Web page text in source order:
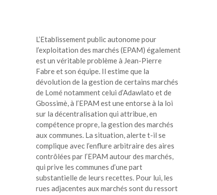
L’Etablissement public autonome pour
l’exploitation des marchés (EPAM) également
est un véritable problème à Jean-Pierre
Fabre et son équipe. Il estime que la
dévolution de la gestion de certains marchés
de Lomé notamment celui d’Adawlato et de
Gbossimè, à l’EPAM est une entorse à la loi
sur la décentralisation qui attribue, en
compétence propre, la gestion des marchés
aux communes. La situation, alerte t-il se
complique avec l’enflure arbitraire des aires
contrôlées par l’EPAM autour des marchés,
qui prive les communes d’une part
substantielle de leurs recettes. Pour lui, les
rues adjacentes aux marchés sont du ressort